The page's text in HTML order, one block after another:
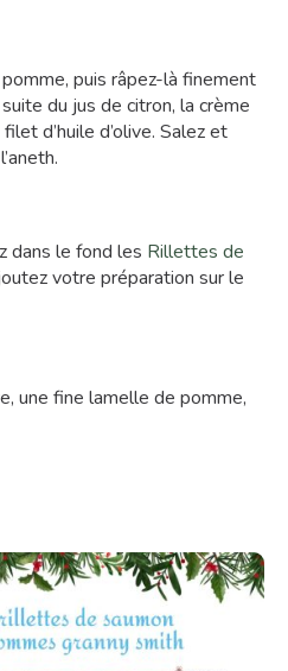
puis râpez-là finement
du jus de citron, la crème
d’huile d’olive. Salez et
dans le fond les Rillettes de
votre préparation sur le
une fine lamelle de pomme,